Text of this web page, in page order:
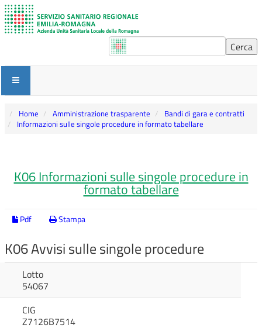
Home Amministrazione trasparente
Bandi di gara e contratti
Informazioni sulle singole procedure in formato tabellare
K06 Informazioni sulle singole procedure in
formato tabellare
Pdf Stampa
K06 Avvisi sulle singole procedure
Lotto
54067
CIG
Z7126B7514